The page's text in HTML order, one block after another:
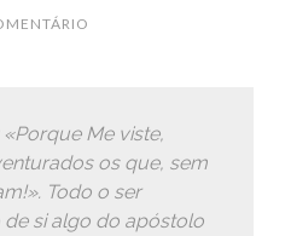
Me viste,
os que, sem
Todo o ser
si algo do apóstolo